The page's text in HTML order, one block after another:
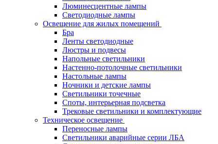
Люминесцентные лампы
Светодиодные лампы
Освещение для жилых помещений
Бра
Ленты светодиодные
Люстры и подвесы
Напольные светильники
Настенно-потолочные светильники
Настольные лампы
Ночники и детские лампы
Светильники точечные
Споты, интерьерная подсветка
Трековые светильники и комплектующие
Техническое освещение
Переносные лампы
Светильники аварийные серии ЛБА